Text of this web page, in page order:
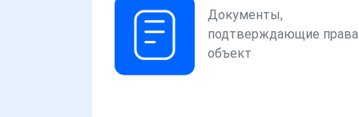
Документы,
подтверждающие права
объект